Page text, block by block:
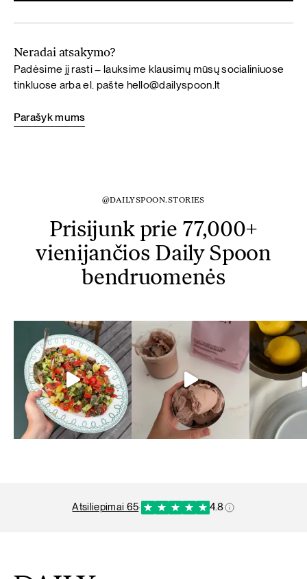
Neradai atsakymo?
Padėsime jį rasti – lauksime klausimų mūsų socialiniuose
tinkluose arba el. pašte hello@dailyspoon.lt
Parašyk mums
@DAILYSPOON.STORIES
Prisijunk prie 77,000+
vienijančios Daily Spoon
bendruomenės
atsiliepimai 65· 4.8